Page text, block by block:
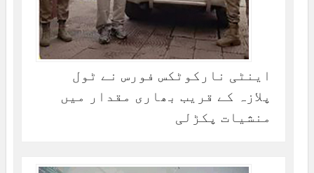
اینٹی نارکوٹکس فورس نے ٹول
پلازہ کے قریب بھاری مقدار میں
منشیات پکڑلی